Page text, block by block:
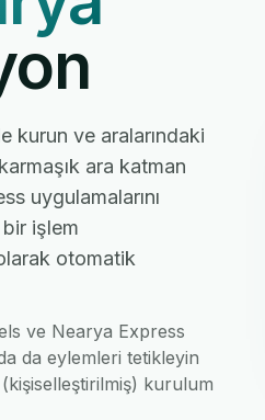
kurun ve aralarındaki
ara katman
uygulamalarını
işlem
otomatik
ve Nearya Express
da eylemleri tetikleyin
kurulum